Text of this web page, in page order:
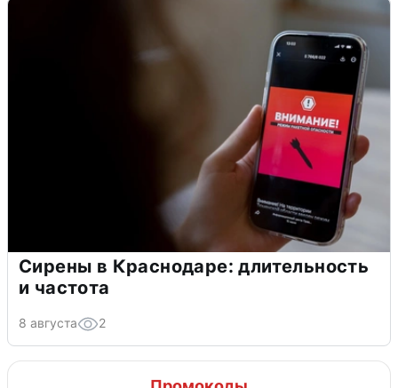
Сирены в Краснодаре: длительность
и частота
8 августа 2